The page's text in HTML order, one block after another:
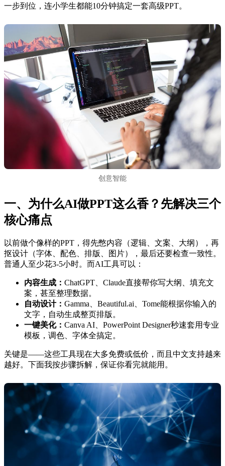
一步到位，连小学生都能10分钟搞定一套高级PPT。
创意智能
一、为什么AI做PPT这么香？先解决三个
核心痛点
以前做个像样的PPT，得先憋内容（逻辑、文案、大纲），再
抠设计（字体、配色、排版、图片），最后还要检查一致性。
普通人至少花3-5小时。而AI工具可以：
内容生成： ChatGPT、Claude直接帮你写大纲、填充文
案，甚至整理数据。
自动设计： Gamma、Beautiful.ai、Tome能根据你输入的
文字，自动生成整页排版。
一键美化： Canva AI、PowerPoint Designer秒速套用专业
模板，调色、字体全搞定。
关键是——这些工具现在大多免费或低价，而且中文支持越来
越好。下面我按步骤拆解，保证你看完就能用。